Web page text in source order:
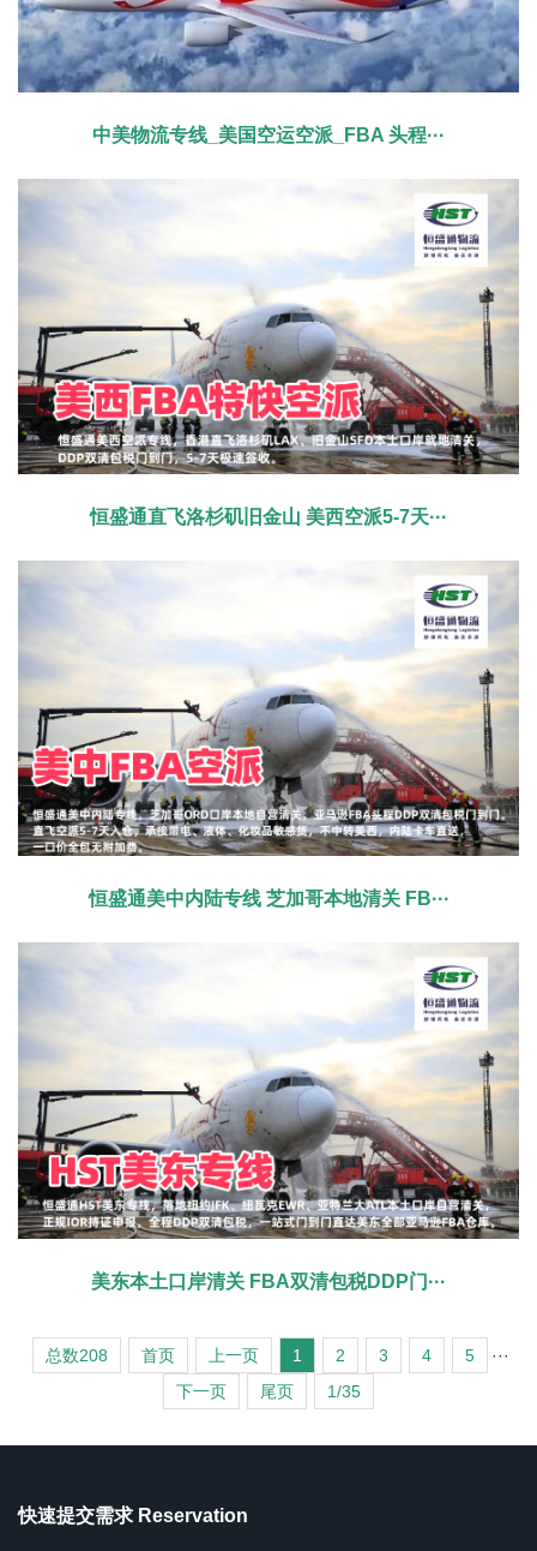
中美物流专线_美国空运空派_FBA 头程···
恒盛通直飞洛杉矶旧金山 美西空派5-7天···
恒盛通美中内陆专线 芝加哥本地清关 FB···
美东本土口岸清关 FBA双清包税DDP门···
总数208 首页 上一页 1 2 3 4 5
···
下一页
尾页 1/35
快速提交需求 Reservation